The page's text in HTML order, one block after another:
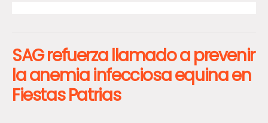
SAG refuerza llamado a prevenir
la anemia infecciosa equina en
Fiestas Patrias